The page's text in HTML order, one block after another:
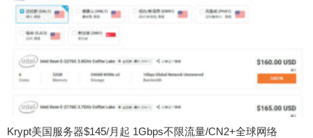
Krypt美国服务器$145/月起 1Gbps不限流量/CN2+全球网络